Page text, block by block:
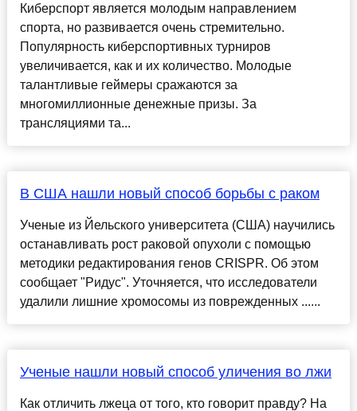
Киберспорт является молодым направлением
спорта, но развивается очень стремительно.
Популярность киберспортивных турниров
увеличивается, как и их количество. Молодые
талантливые геймеры сражаются за
многомиллионные денежные призы. За
трансляциями та...
В США нашли новый способ борьбы с раком
Ученые из Йельского университета (США) научились
останавливать рост раковой опухоли с помощью
методики редактирования генов CRISPR. Об этом
сообщает "Ридус". Уточняется, что исследователи
удалили лишние хромосомы из поврежденных ......
Ученые нашли новый способ уличения во лжи
Как отличить лжеца от того, кто говорит правду? На